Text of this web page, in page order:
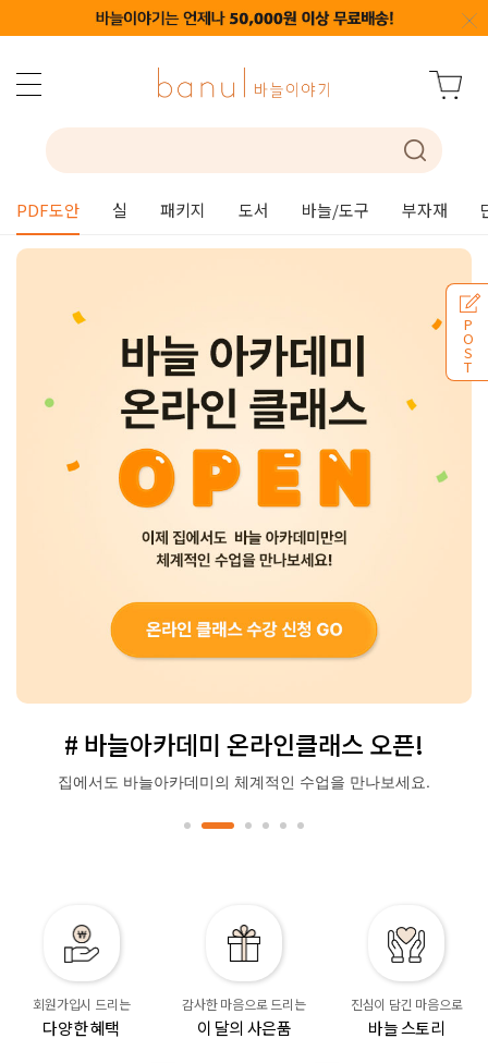
PDF도안 실 패키지 도서 바늘/도구 부자재
P
O
S
T
# 바늘아카데미 온라인클래스 오픈!
집에서도 바늘아카데미의 체계적인 수업을 만나보세요.
회원가입시 드리는
다양한 혜택
감사한 마음으로 드리는
이 달의 사은품
진심이 담긴 마음으로
바늘 스토리